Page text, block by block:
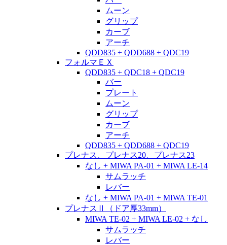
ムーン
グリップ
カーブ
アーチ
QDD835 + QDD688 + QDC19
フォルマＥＸ
QDD835 + QDC18 + QDC19
バー
プレート
ムーン
グリップ
カーブ
アーチ
QDD835 + QDD688 + QDC19
プレナス、プレナス20、プレナス23
なし + MIWA PA-01 + MIWA LE-14
サムラッチ
レバー
なし + MIWA PA-01 + MIWA TE-01
プレナスⅡ（ドア厚33mm）
MIWA TE-02 + MIWA LE-02 + なし
サムラッチ
レバー